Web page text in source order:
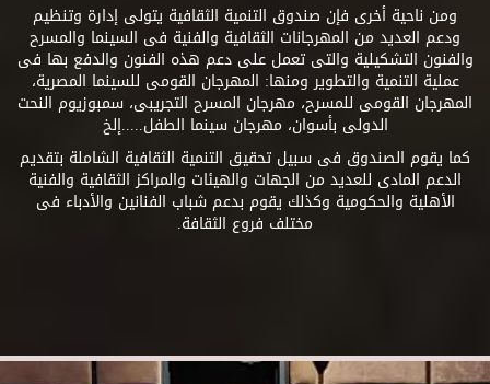
ومن ناحية أخرى فإن صندوق التنمية الثقافية يتولى إدارة وتنظيم
ودعم العديد من المهرجانات الثقافية والفنية فى السينما والمسرح
والفنون التشكيلية والتى تعمل على دعم هذه الفنون والدفع بها فى
عملية التنمية والتطوير ومنها: المهرجان القومى للسينما المصرية،
المهرجان القومى للمسرح، مهرجان المسرح التجريبى، سمبوزيوم النحت
الدولى بأسوان، مهرجان سينما الطفل.....إلخ
كما يقوم الصندوق فى سبيل تحقيق التنمية الثقافية الشاملة بتقديم
الدعم المادى للعديد من الجهات والهيئات والمراكز الثقافية والفنية
الأهلية والحكومية وكذلك يقوم بدعم شباب الفنانين والأدباء فى
مختلف فروع الثقافة.